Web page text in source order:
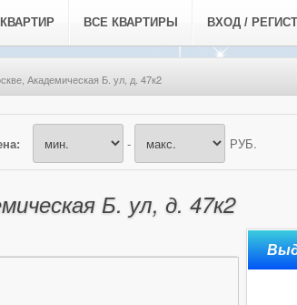
ВСЕ КВАРТИРЫ ВХОД /
Академическая Б. ул, д. 47к2
- РУБ.
Б. ул, д. 47к2